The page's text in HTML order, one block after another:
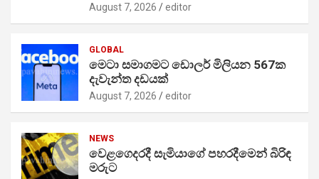
August 7, 2026 editor
GLOBAL
මෙටා සමාගමට ඩොලර් මිලියන 567ක
දැවැන්ත දඩයක්
August 7, 2026 editor
NEWS
වෙළගෙදරදී සැමියාගේ පහරදීමෙන් බිරිඳ
මරුට